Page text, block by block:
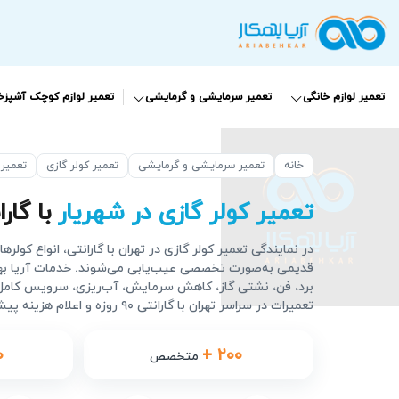
تعمیر لوازم خانگی تعمیر سرمایشی و گرمایشی تعمیر لوازم کوچک
خانه تعمیر سرمایشی و گرمایشی تعمیر کولر گازی
تعمیر کولر گازی در شهریاربا
در نمایندگی تعمیر کولر گازی در تهران با گارانتی، انواع
قدیمی به‌صورت تخصصی عیب‌یابی می‌شوند. خدمات آریا
برد، فن، نشتی گاز، کاهش سرمایش، آب‌ریزی، سرویس
تعمیرات در سراسر تهران با گارانتی ۹۰ روزه و اعلام هزینه پیش از شروع کار انجام می‌شود.
+ ۲۰۰ متخصص